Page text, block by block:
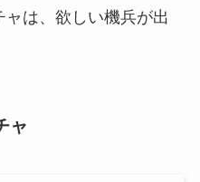
は、欲しい機兵が出
ャ